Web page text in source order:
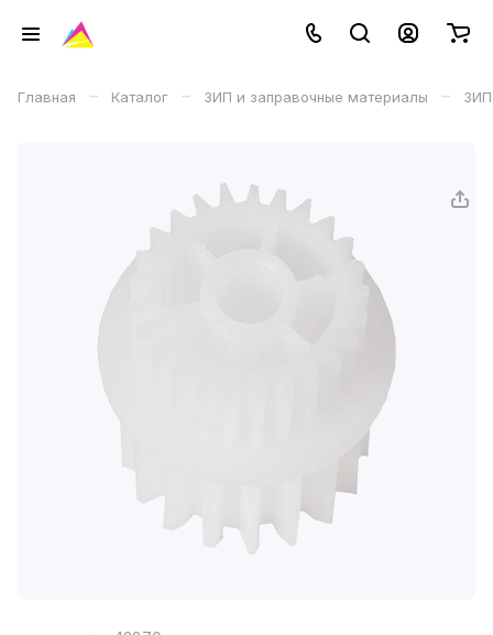
Главная – Каталог – ЗИП и заправочные материалы – ЗИП